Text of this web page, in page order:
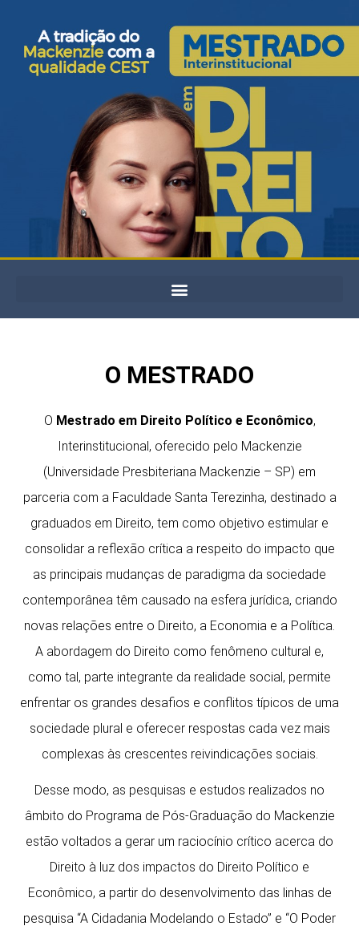
O MESTRADO
O Mestrado em Direito Político e Econômico,
Interinstitucional, oferecido pelo Mackenzie
(Universidade Presbiteriana Mackenzie – SP) em
parceria com a Faculdade Santa Terezinha, destinado a
graduados em Direito, tem como objetivo estimular e
consolidar a reflexão crítica a respeito do impacto que
as principais mudanças de paradigma da sociedade
contemporânea têm causado na esfera jurídica, criando
novas relações entre o Direito, a Economia e a Política.
A abordagem do Direito como fenômeno cultural e,
como tal, parte integrante da realidade social, permite
enfrentar os grandes desafios e conflitos típicos de uma
sociedade plural e oferecer respostas cada vez mais
complexas às crescentes reivindicações sociais.
Desse modo, as pesquisas e estudos realizados no
âmbito do Programa de Pós-Graduação do Mackenzie
estão voltados a gerar um raciocínio crítico acerca do
Direito à luz dos impactos do Direito Político e
Econômico, a partir do desenvolvimento das linhas de
pesquisa “A Cidadania Modelando o Estado” e “O Poder